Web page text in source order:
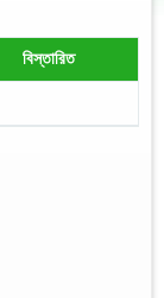
বিস্তারিত